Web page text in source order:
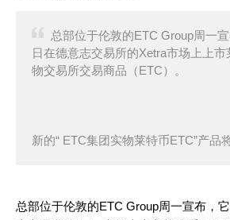
总部位于伦敦的ETC Group周一
日在德意志交易所的Xetra市场上上市
物交易所交易商品（ETC）。
新的“ ETC集团实物莱特币ETC”产品
总部位于伦敦的ETC Group周一宣布，